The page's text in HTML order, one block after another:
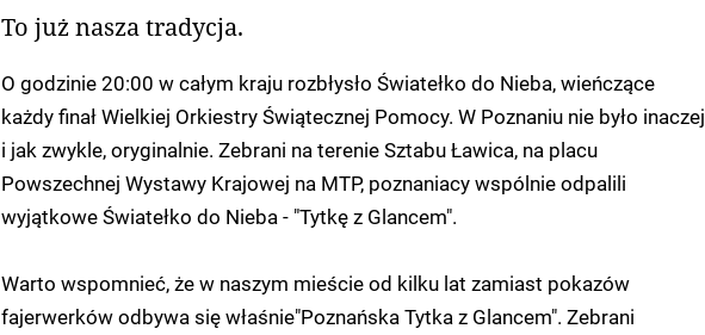
To już nasza tradycja.
O godzinie 20:00 w całym kraju rozbłysło Światełko do Nieba, wieńczące
każdy finał Wielkiej Orkiestry Świątecznej Pomocy. W Poznaniu nie było inaczej
i jak zwykle, oryginalnie. Zebrani na terenie Sztabu Ławica, na placu
Powszechnej Wystawy Krajowej na MTP, poznaniacy wspólnie odpalili
wyjątkowe Światełko do Nieba - "Tytkę z Glancem".
Warto wspomnieć, że w naszym mieście od kilku lat zamiast pokazów
fajerwerków odbywa się właśnie"Poznańska Tytka z Glancem". Zebrani